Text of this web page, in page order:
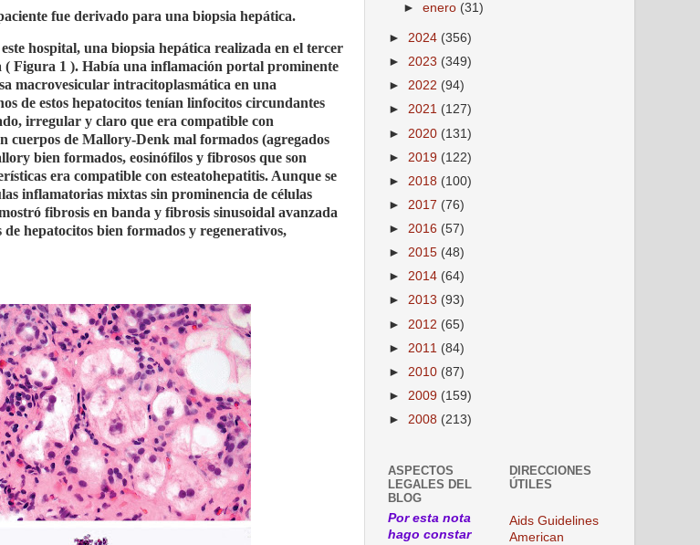
fue derivado para una biopsia hepática.
hospital, una biopsia hepática realizada en el tercer
( Figura 1 ). Había una inflamación portal prominente
macrovesicular intracitoplasmática en una
de estos hepatocitos tenían linfocitos circundantes
irregular y claro que era compatible con
cuerpos de Mallory-Denk mal formados (agregados
bien formados, eosinófilos y fibrosos que son
era compatible con esteatohepatitis. Aunque se
inflamatorias mixtas sin prominencia de células
fibrosis en banda y fibrosis sinusoidal avanzada
hepatocitos bien formados y regenerativos,
►enero (31)
► 2024 (356)
► 2023 (349)
► 2022 (94)
► 2021 (127)
► 2020 (131)
► 2019 (122)
► 2018 (100)
► 2017 (76)
► 2016 (57)
► 2015 (48)
► 2014 (64)
► 2013 (93)
► 2012 (65)
► 2011 (84)
► 2010 (87)
► 2009 (159)
► 2008 (213)
ASPECTOS
LEGALES DEL
BLOG
Por esta nota
hago constar
DIRECCIONES
ÚTILES
Aids Guidelines
American